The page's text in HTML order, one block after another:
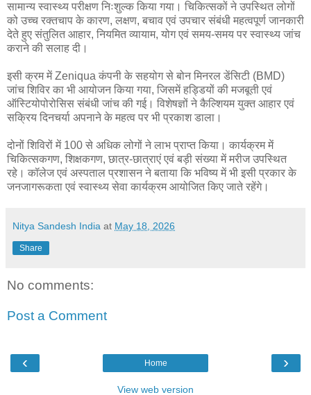
सामान्य स्वास्थ्य परीक्षण निःशुल्क किया गया। चिकित्सकों ने उपस्थित लोगों
को उच्च रक्तचाप के कारण, लक्षण, बचाव एवं उपचार संबंधी महत्वपूर्ण जानकारी
देते हुए संतुलित आहार, नियमित व्यायाम, योग एवं समय-समय पर स्वास्थ्य जांच
कराने की सलाह दी।
इसी क्रम में Zeniqua कंपनी के सहयोग से बोन मिनरल डेंसिटी (BMD)
जांच शिविर का भी आयोजन किया गया, जिसमें हड्डियों की मजबूती एवं
ऑस्टियोपोरोसिस संबंधी जांच की गई। विशेषज्ञों ने कैल्शियम युक्त आहार एवं
सक्रिय दिनचर्या अपनाने के महत्व पर भी प्रकाश डाला।
दोनों शिविरों में 100 से अधिक लोगों ने लाभ प्राप्त किया। कार्यक्रम में
चिकित्सकगण, शिक्षकगण, छात्र-छात्राएं एवं बड़ी संख्या में मरीज उपस्थित
रहे। कॉलेज एवं अस्पताल प्रशासन ने बताया कि भविष्य में भी इसी प्रकार के
जनजागरूकता एवं स्वास्थ्य सेवा कार्यक्रम आयोजित किए जाते रहेंगे।
Nitya Sandesh India at May 18, 2026
Share
No comments:
Post a Comment
‹ ›
Home
View web version